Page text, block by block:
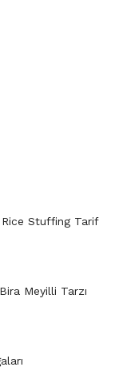
Stuffing Tarif
Meyilli Tarzı